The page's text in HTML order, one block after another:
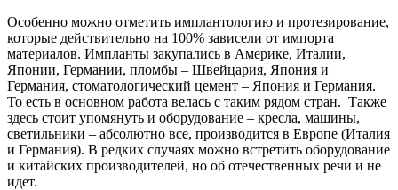
Особенно можно отметить имплантологию и протезирование,
которые действительно на 100% зависели от импорта
материалов. Импланты закупались в Америке, Италии,
Японии, Германии, пломбы – Швейцария, Япония и
Германия, стоматологический цемент – Япония и Германия.
То есть в основном работа велась с таким рядом стран. Также
здесь стоит упомянуть и оборудование – кресла, машины,
светильники – абсолютно все, производится в Европе (Италия
и Германия). В редких случаях можно встретить оборудование
и китайских производителей, но об отечественных речи и не
идет.